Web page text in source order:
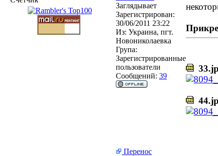
Заглядывает
Зарегистрирован:
30/06/2011 23:22
Из: Украина, пгт.
Новониколаевка
Група:
Зарегистрированные
пользователи
Сообщений: 39
Перенос